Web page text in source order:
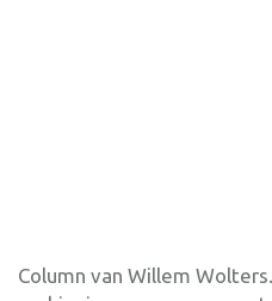
Column van Willem